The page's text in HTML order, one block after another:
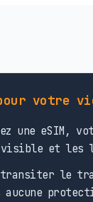
votre
une eSIM,
et
transiter le
aucune